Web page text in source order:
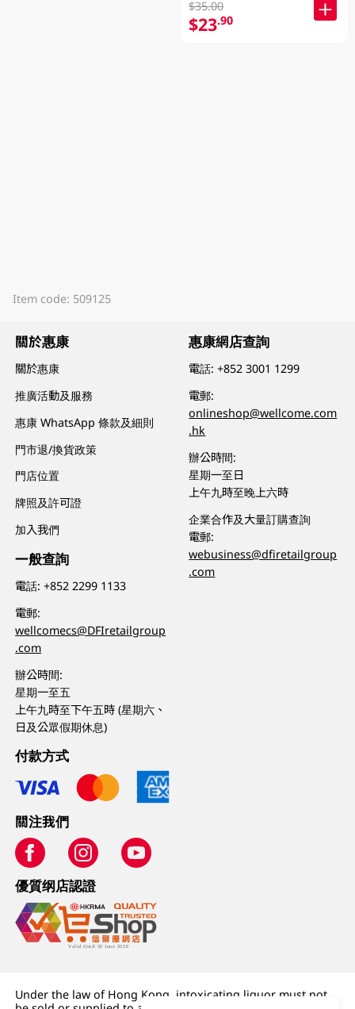
$35.00
$23.90
Item code: 509125
關於惠康
關於惠康
推廣活動及服務
惠康 WhatsApp 條款及細則
門市退/換貨政策
門店位置
牌照及許可證
加入我們
一般查詢
電話:+852 2299 1133
電郵:
wellcomecs@DFIretailgroup
.com
辦公時間:
星期一至五
上午九時至下午五時 (星期六、
日及公眾假期休息)
惠康網店查詢
電話:+852 3001 1299
電郵:
onlineshop@wellcome.com
.hk
辦公時間:
星期一至日
上午九時至晚上六時
企業合作及大量訂購查詢
電郵:
webusiness@dfiretailgroup
.com
付款方式
關注我們
優質纲店認證
Under the law of Hong Kong, intoxicating liquor must not